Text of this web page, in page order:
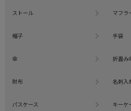
ストール マフラ
帽子 手袋
傘 折畳み
財布 名刺入
パスケース キーケ